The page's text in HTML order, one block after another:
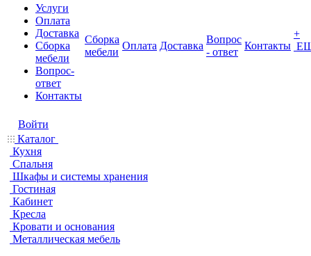
Услуги
Оплата
Доставка
Сборка
мебели
Вопрос-
ответ
Контакты
Сборка
мебели
Оплата Доставка
Вопрос
- ответ
Контакты
+
Войти
Каталог
Кухня
Спальня
Шкафы и системы хранения
Гостиная
Кабинет
Кресла
Кровати и основания
Металлическая мебель